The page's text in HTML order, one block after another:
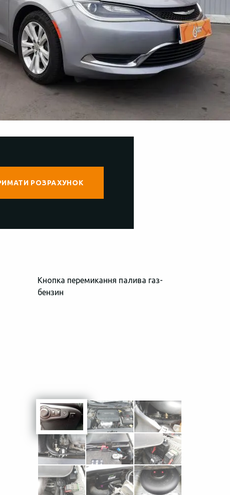
Кнопка перемикання палива газ-
бензин